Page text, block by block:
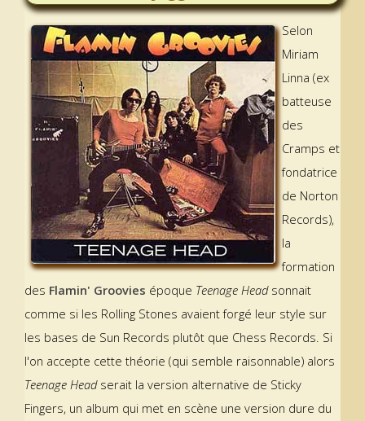
Selon
Miriam
Linna (ex
batteuse
des
Cramps et
fondatrice
de Norton
Records),
la
formation
des Flamin' Groovies époque Teenage Headsonnait
comme si les Rolling Stones avaient forgé leur style sur
les bases de Sun Records plutôt que Chess Records. Si
l'on accepte cette théorie (qui semble raisonnable) alors
Teenage Headserait la version alternative de Sticky
Fingers, un album qui met en scène une version dure du